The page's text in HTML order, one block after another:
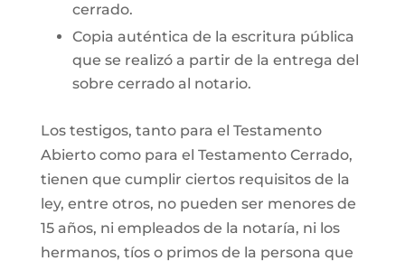
cerrado.
Copia auténtica de la escritura pública
que se realizó a partir de la entrega del
sobre cerrado al notario.
Los testigos, tanto para el Testamento
Abierto como para el Testamento Cerrado,
tienen que cumplir ciertos requisitos de la
ley, entre otros, no pueden ser menores de
15 años, ni empleados de la notaría, ni los
hermanos, tíos o primos de la persona que